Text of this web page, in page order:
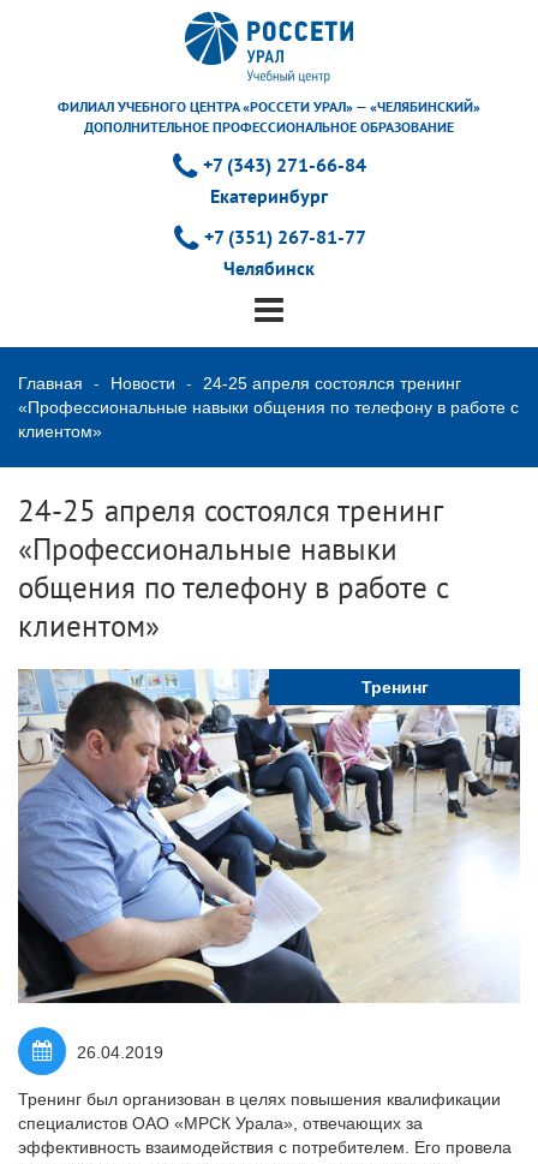
ФИЛИАЛ УЧЕБНОГО ЦЕНТРА «РОССЕТИ УРАЛ» — «ЧЕЛЯБИНСКИЙ»
ДОПОЛНИТЕЛЬНОЕ ПРОФЕССИОНАЛЬНОЕ ОБРАЗОВАНИЕ
+7 (343) 271-66-84
Екатеринбург
+7 (351) 267-81-77
Челябинск
Главная Новости
24-25 апреля состоялся тренинг
«Профессиональные навыки общения по телефону в работе с
клиентом»
24-25 апреля состоялся тренинг
«Профессиональные навыки
общения по телефону в работе с
клиентом»
Тренинг
26.04.2019
Тренинг был организован в целях повышения квалификации
специалистов ОАО «МРСК Урала», отвечающих за
эффективность взаимодействия с потребителем. Его провела